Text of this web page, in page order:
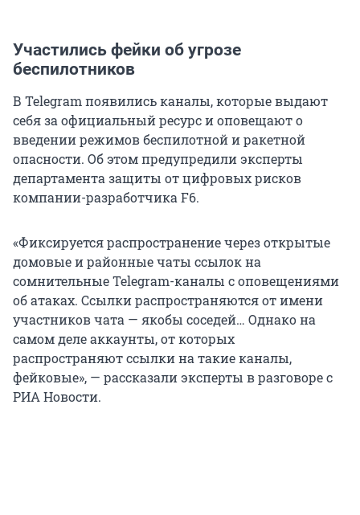
Участились фейки об угрозе
беспилотников
В Telegram появились каналы, которые выдают
себя за официальный ресурс и оповещают о
введении режимов беспилотной и ракетной
опасности. Об этом предупредили эксперты
департамента защиты от цифровых рисков
компании-разработчика F6.
«Фиксируется распространение через открытые
домовые и районные чаты ссылок на
сомнительные Telegram-каналы с оповещениями
об атаках. Ссылки распространяются от имени
участников чата — якобы соседей… Однако на
самом деле аккаунты, от которых
распространяют ссылки на такие каналы,
фейковые», — рассказали эксперты в разговоре с
РИА Новости.